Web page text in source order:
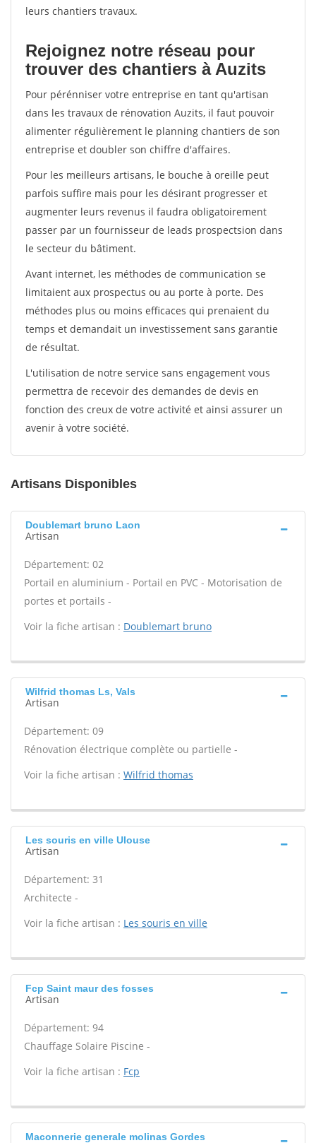
leurs chantiers travaux.
Rejoignez notre réseau pour
trouver des chantiers à Auzits
Pour pérénniser votre entreprise en tant qu'artisan
dans les travaux de rénovation Auzits, il faut pouvoir
alimenter régulièrement le planning chantiers de son
entreprise et doubler son chiffre d'affaires.
Pour les meilleurs artisans, le bouche à oreille peut
parfois suffire mais pour les désirant progresser et
augmenter leurs revenus il faudra obligatoirement
passer par un fournisseur de leads prospectsion dans
le secteur du bâtiment.
Avant internet, les méthodes de communication se
limitaient aux prospectus ou au porte à porte. Des
méthodes plus ou moins efficaces qui prenaient du
temps et demandait un investissement sans garantie
de résultat.
L'utilisation de notre service sans engagement vous
permettra de recevoir des demandes de devis en
fonction des creux de votre activité et ainsi assurer un
avenir à votre société.
Artisans Disponibles
Doublemart bruno Laon
Artisan
Département: 02
Portail en aluminium - Portail en PVC - Motorisation de
portes et portails -
Voir la fiche artisan : Doublemart bruno
Wilfrid thomas Ls, Vals
Artisan
Département: 09
Rénovation électrique complète ou partielle -
Voir la fiche artisan : Wilfrid thomas
Les souris en ville Ulouse
Artisan
Département: 31
Architecte -
Voir la fiche artisan : Les souris en ville
Fcp Saint maur des fosses
Artisan
Département: 94
Chauffage Solaire Piscine -
Voir la fiche artisan : Fcp
Maconnerie generale molinas Gordes